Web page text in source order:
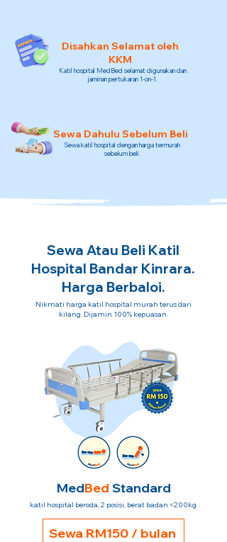
Disahkan Selamat oleh
KKM
Katil hospital MedBed selamat digunakan dan
jaminan pertukaran 1-on-1.
Sewa Dahulu Sebelum Beli
Sewa katil hospital dengan harga termurah
sebelum beli.
Sewa Atau Beli Katil
Hospital Bandar Kinrara.
Harga Berbaloi.
Nikmati harga katil hospital murah terus dari
kilang. Dijamin 100% kepuasan.
MedBed Standard
katil hospital beroda, 2 posisi, berat badan <200kg
Sewa RM150 / bulan